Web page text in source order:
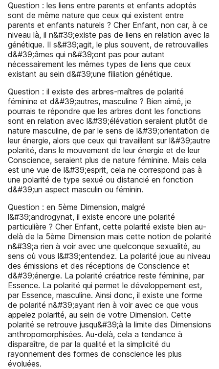
Question : les liens entre parents et enfants adoptés
sont de même nature que ceux qui existent entre
parents et enfants naturels ? Cher Enfant, non car, à ce
niveau là, il n&#39;existe pas de liens en relation avec la
génétique. Il s&#39;agit, le plus souvent, de retrouvailles
d&#39;âmes qui n&#39;ont pas pour autant
nécessairement les mêmes types de liens que ceux
existant au sein d&#39;une filiation génétique.
Question : il existe des arbres-maîtres de polarité
féminine et d&#39;autres, masculine ? Bien aimé, je
pourrais te répondre que les arbres dont les fonctions
sont en relation avec l&#39;élévation seraient plutôt de
nature masculine, de par le sens de l&#39;orientation de
leur énergie, alors que ceux qui travaillent sur l&#39;autre
polarité, dans le mouvement de leur énergie et de leur
Conscience, seraient plus de nature féminine. Mais cela
est une vue de l&#39;esprit, cela ne correspond pas à
une polarité de type sexué ou distancié en fonction
d&#39;un aspect masculin ou féminin.
Question : en 5ème Dimension, malgré
l&#39;androgynat, il existe encore une polarité
particulière ? Cher Enfant, cette polarité existe bien au-
delà de la 5ème Dimension mais cette notion de polarité
n&#39;a rien à voir avec une quelconque sexualité, au
sens où vous l&#39;entendez. La polarité joue au niveau
des émissions et des réceptions de Conscience et
d&#39;énergie. La polarité créatrice reste féminine, par
Essence. La polarité qui permet le développement est,
par Essence, masculine. Ainsi donc, il existe une forme
de polarité n&#39;ayant rien à voir avec ce que vous
appelez polarité, au sein de votre Dimension. Cette
polarité se retrouve jusqu&#39;à la limite des Dimensions
anthropomorphisées. Au-delà, cela a tendance à
disparaître, de par la qualité et la simplicité du
rayonnement des formes de conscience les plus
évoluées.